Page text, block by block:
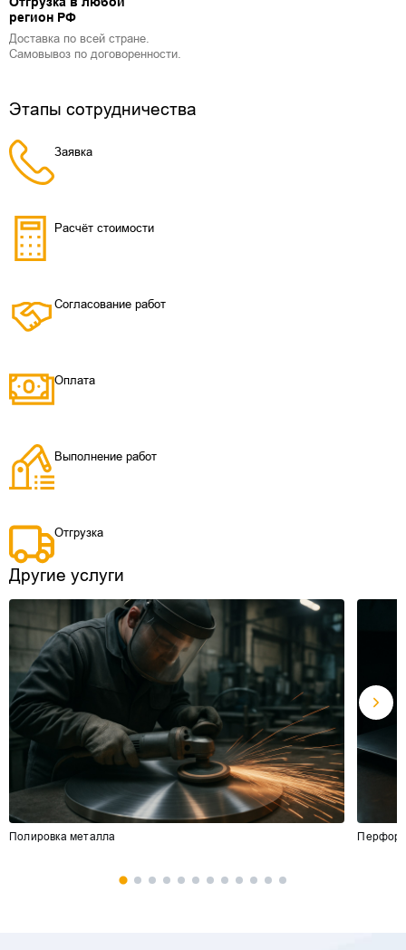
регион РФ
Доставка по всей стране.
Самовывоз по договоренности.
Этапы сотрудничества
Заявка
Расчёт стоимости
Согласование работ
Оплата
Выполнение работ
Отгрузка
Другие услуги
Полировка металла